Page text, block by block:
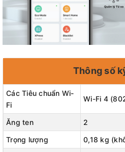
Thông số
Các Tiêu chuẩn Wi-
Fi
Wi-Fi 4
Ăng ten
2
Trọng lượng
0,18 kg